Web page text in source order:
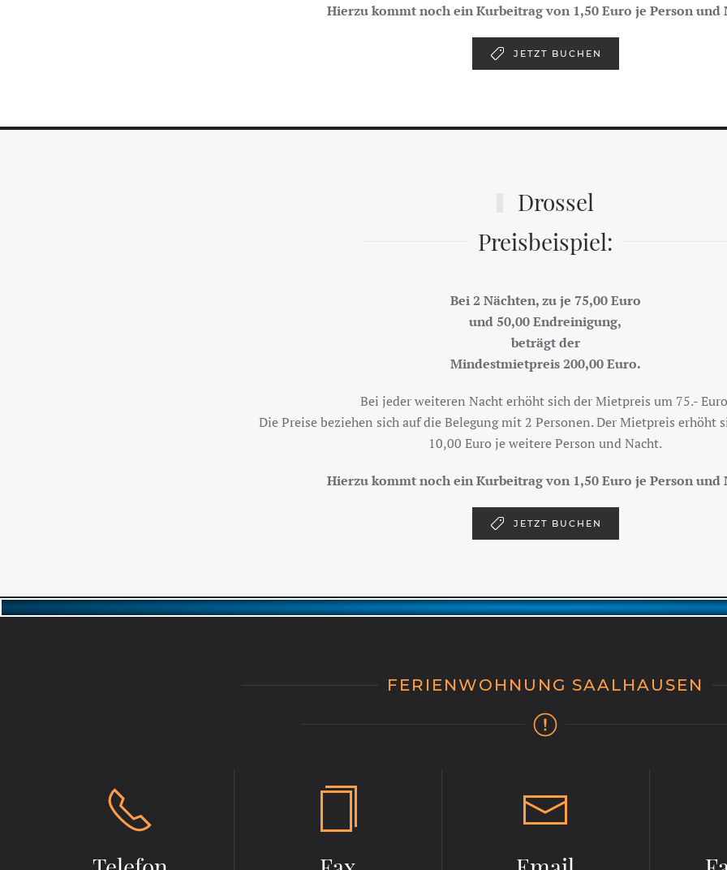
Hierzu kommt noch ein Kurbeitrag von 1,50 Euro je Person und
JETZT BUCHEN
Drossel
Preisbeispiel:
Bei 2 Nächten, zu je 75,00 Euro
und 50,00 Endreinigung,
beträgt der
Mindestmietpreis 200,00 Euro.
Bei jeder weiteren Nacht erhöht sich der Mietpreis um 75.-
Die Preise beziehen sich auf die Belegung mit 2 Personen. Der Mietpreis erhöht
10,00 Euro je weitere Person und Nacht.
Hierzu kommt noch ein Kurbeitrag von 1,50 Euro je Person und
JETZT BUCHEN
FERIENWOHNUNG SAALHAUSEN